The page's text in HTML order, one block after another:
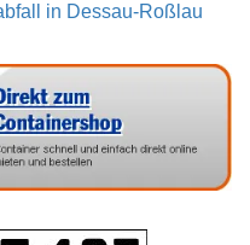
in Dessau-Roßlau